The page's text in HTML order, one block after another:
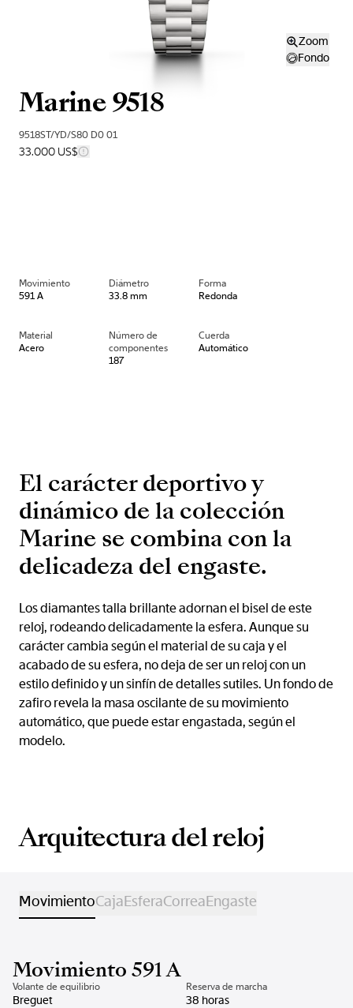
Zoom
Fondo
Marine 9518
9518ST/YD/S80 D0 01
33.000 US$
Movimiento
591 A
Diámetro
33.8 mm
Forma
Redonda
Material
Acero
Número de
componentes
187
Cuerda
Automático
El carácter deportivo y
dinámico de la colección
Marine se combina con la
delicadeza del engaste.
Los diamantes talla brillante adornan el bisel de este
reloj, rodeando delicadamente la esfera. Aunque su
carácter cambia según el material de su caja y el
acabado de su esfera, no deja de ser un reloj con un
estilo definido y un sinfín de detalles sutiles. Un fondo de
zafiro revela la masa oscilante de su movimiento
automático, que puede estar engastada, según el
modelo.
Arquitectura del reloj
MovimientoCajaEsferaCorreaEngaste
Movimiento 591 A
Volante de equilibrio
Breguet
Reserva de marcha
38 horas